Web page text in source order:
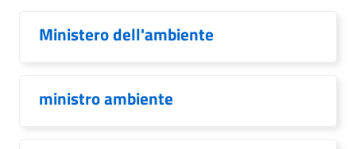
Ministero dell'ambiente
ministro ambiente